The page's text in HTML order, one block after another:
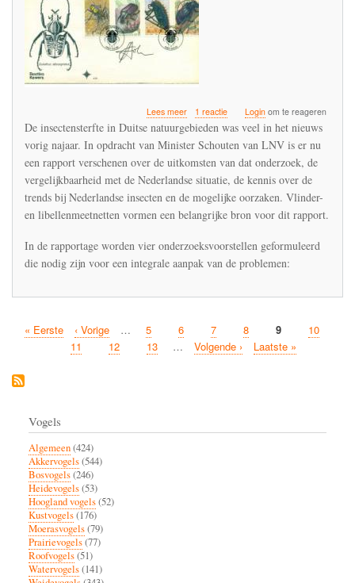
Lees meerover
Minister
rapport
insectensterfte
naar
Kamer
1 reactie Loginom te reageren
De insectensterfte in Duitse natuurgebieden was veel in het nieuws
vorig najaar. In opdracht van Minister Schouten van LNV is er nu
een rapport verschenen over de uitkomsten van dat onderzoek, de
vergelijkbaarheid met de Nederlandse situatie, de kennis over de
trends bij Nederlandse insecten en de mogelijke oorzaken. Vlinder-
en libellenmeetnetten vormen een belangrijke bron voor dit rapport.
In de rapportage worden vier onderzoeksvoorstellen geformuleerd
die nodig zijn voor een integrale aanpak van de problemen:
Paginatie
Eerste
« Eerste
Vorige
pagina
‹ Vorige … Pagina
5 Pagina
6 Pagina
7 Pagina
8
Huidige
pagina
9 Pagina
10
Pagina
11 Pagina
12 Pagina
13 …
Volgende
Volgende ›
Laatste
Laatste »
Vogels
Algemeen(424)
Akkervogels(544)
Bosvogels(246)
Heidevogels(53)
Hoogland vogels(52)
Kustvogels(176)
Moerasvogels(79)
Prairievogels(77)
Roofvogels(51)
Watervogels(141)